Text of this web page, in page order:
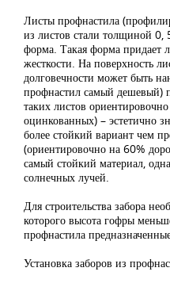
Листы профнастила
из листов стали толщиной 0,
форма. Такая форма придает
жесткости. На поверхность
долговечности может быть
профнастил самый дешевый)
таких листов
оцинкованных) – эстетично
более стойкий вариант чем
(ориентировочно на 60%
самый стойкий материал,
солнечных лучей.
Для строительства забора
которого высота гофры
профнастила
Установка заборов из